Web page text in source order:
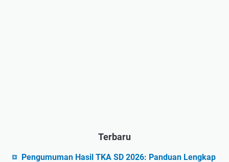
Terbaru
Pengumuman Hasil TKA SD 2026: Panduan Lengkap